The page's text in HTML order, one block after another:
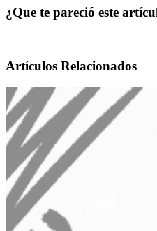
¿Que te pareció este
Artículos Relacionados